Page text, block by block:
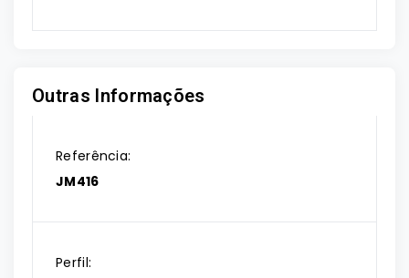
Outras Informações
Referência:
JM416
Perfil: